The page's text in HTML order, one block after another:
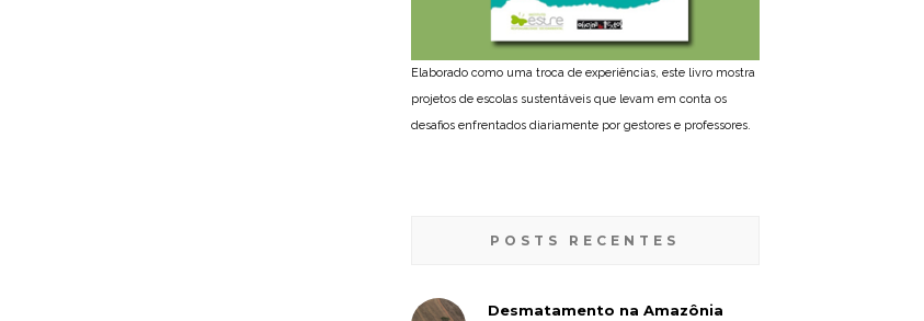
Elaborado como uma troca de experiências, este livro mostra
projetos de escolas sustentáveis que levam em conta os
desafios enfrentados diariamente por gestores e professores.
POSTS RECENTES
Desmatamento na Amazônia